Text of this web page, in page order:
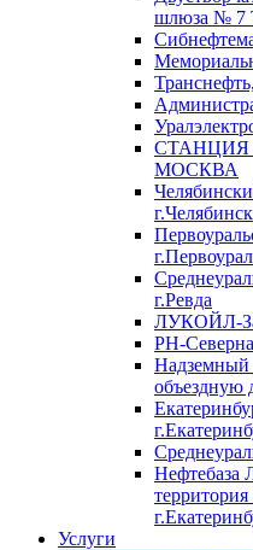
шлюза № 7
СТАНЦИЯ
МОСКВА
г.Челябинск
г.Ревда
ЛУКОЙЛ-
РН-
Надземный
объездную
Услуги